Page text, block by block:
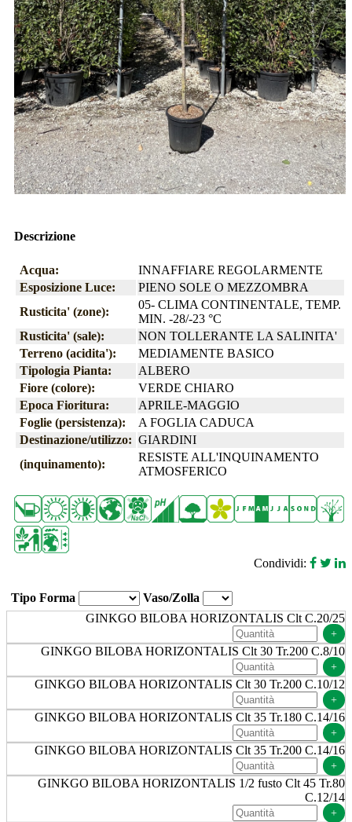
Descrizione
Acqua:
INNAFFIARE REGOLARMENTE
Esposizione Luce:
PIENO SOLE O MEZZOMBRA
Rusticita' (zone):
05- CLIMA CONTINENTALE, TEMP.
MIN. -28/-23 °C
Rusticita' (sale):
NON TOLLERANTE LA SALINITA'
Terreno (acidita'):
MEDIAMENTE BASICO
Tipologia Pianta:
ALBERO
Fiore (colore):
VERDE CHIARO
Epoca Fioritura:
APRILE-MAGGIO
Foglie (persistenza):
A FOGLIA CADUCA
Destinazione/utilizzo: GIARDINI
(inquinamento):
RESISTE ALL'INQUINAMENTO
ATMOSFERICO
Condividi:
Tipo Forma
Vaso/Zolla
GINKGO BILOBA HORIZONTALIS Clt C.20/25
+
GINKGO BILOBA HORIZONTALIS Clt 30 Tr.200 C.8/10
+
GINKGO BILOBA HORIZONTALIS Clt 30 Tr.200 C.10/12
+
GINKGO BILOBA HORIZONTALIS Clt 35 Tr.180 C.14/16
+
GINKGO BILOBA HORIZONTALIS Clt 35 Tr.200 C.14/16
+
GINKGO BILOBA HORIZONTALIS 1/2 fusto Clt 45 Tr.80
C.12/14
+